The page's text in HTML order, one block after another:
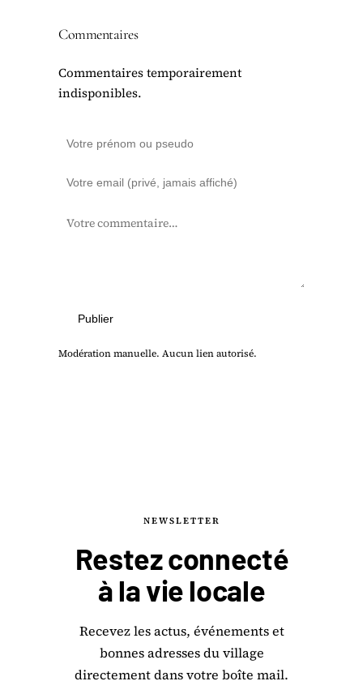
Commentaires
Commentaires temporairement
indisponibles.
Publier
Modération manuelle. Aucun lien autorisé.
NEWSLETTER
Restez connecté
à lavie locale
Recevez les actus, événements et
bonnes adresses du village
directement dans votre boîte mail.